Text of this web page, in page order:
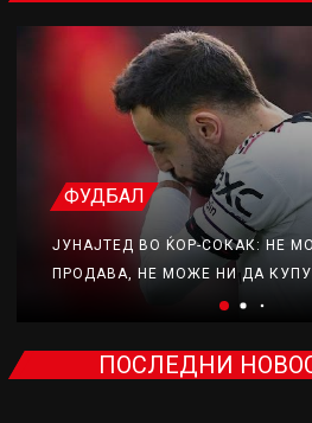
ФУДБАЛ
ЈУНАЈТЕД ВО ЌОР-СОКАК: НЕ
ПРОДАВА, НЕ МОЖЕ НИ ДА
ПОСЛЕДНИ